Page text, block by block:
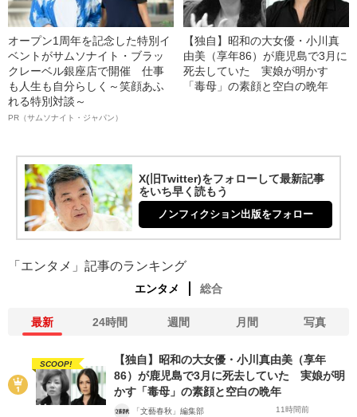
オープン1周年を記念した特別イ
ベントがサムソナイト・ブラッ
クレーベル銀座店で開催 仕事
も人生も自分らしく～笑顔あふ
れる特別対談～
PR（サムソナイト・ジャパン）
【独自】昭和の大女優・小川真
由美（享年86）が鹿児島で3月に
死去していた 実娘が明かす
「毒母」の素顔と空白の晩年
X(旧Twitter)をフォローして最新記事
をいち早く読もう
ノンフィクション出版をフォロー
「エンタメ」記事のランキング
エンタメ 総合
最新 24時間 週間 月間 写真
SCOOP!
【独自】昭和の大女優・小川真由美（享年
86）が鹿児島で3月に死去していた 実娘が明
かす「毒母」の素顔と空白の晩年
「文藝春秋」編集部 11時間前